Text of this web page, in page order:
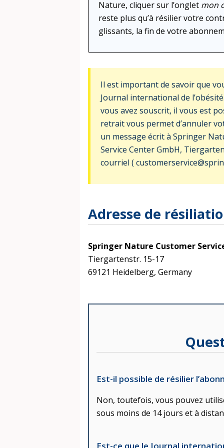
Nature, cliquer sur l’onglet mon
reste plus qu’à résilier votre
glissants, la fin de votre
Il est important de savoir que
Journal international de
vous avez souscrit, il vous est
retrait vous permet d’annuler
un message écrit à Springer
Service Center GmbH,
courriel (
Adresse de
Springer Nature Customer
Tiergartenstr. 15-17
69121 Heidelberg, Germany
Est-il possible de résilier
Non, toutefois, vous pouvez
sous moins de 14 jours et à
Est-ce que le Journal